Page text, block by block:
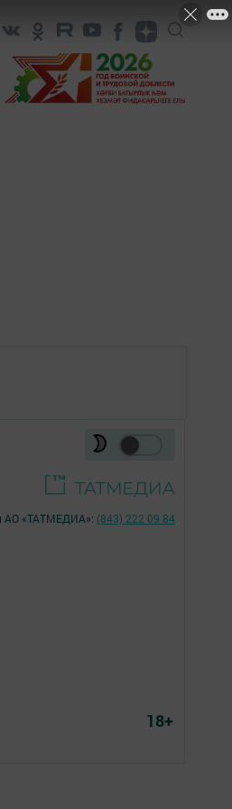
«ГӨЛСТАН»
АО «ТАТМЕДИА»: (843) 222 09 84
18+